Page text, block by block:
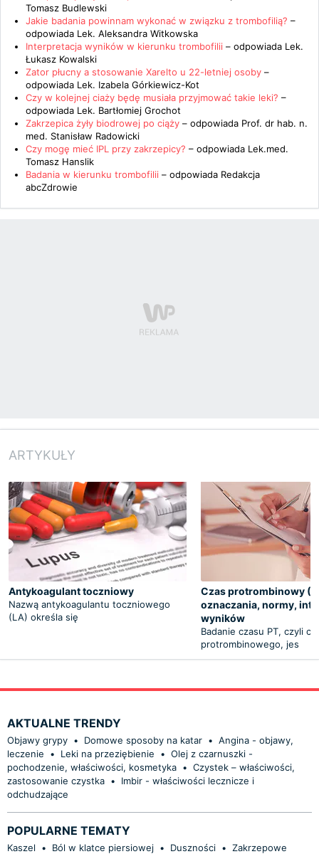
Tomasz Budlewski
Jakie badania powinnam wykonać w związku z trombofilią? –
odpowiada Lek. Aleksandra Witkowska
Interpretacja wyników w kierunku trombofilii – odpowiada Lek.
Łukasz Kowalski
Zator płucny a stosowanie Xarelto u 22-letniej osoby –
odpowiada Lek. Izabela Górkiewicz-Kot
Czy w kolejnej ciaży będę musiała przyjmować takie leki? –
odpowiada Lek. Bartłomiej Grochot
Zakrzepica żyły biodrowej po ciąży – odpowiada Prof. dr hab. n.
med. Stanisław Radowicki
Czy mogę mieć IPL przy zakrzepicy? – odpowiada Lek.med.
Tomasz Hanslik
Badania w kierunku trombofilii – odpowiada Redakcja
abcZdrowie
ARTYKUŁY
Antykoagulant toczniowy
Nazwą antykoagulantu toczniowego
(LA) określa się
Czas protrombinowy
oznaczania, normy,
wyników
Badanie czasu PT, czyli
protrombinowego, jes
AKTUALNE TRENDY
Objawy grypy • Domowe sposoby na katar • Angina - objawy,
leczenie
• Leki na przeziębienie • Olej z czarnuszki -
pochodzenie, właściwości, kosmetyka • Czystek – właściwości,
zastosowanie czystka •
Imbir - właściwości lecznicze i
odchudzające
POPULARNE TEMATY
Kaszel • Ból w klatce piersiowej • Duszności • Zakrzepowe